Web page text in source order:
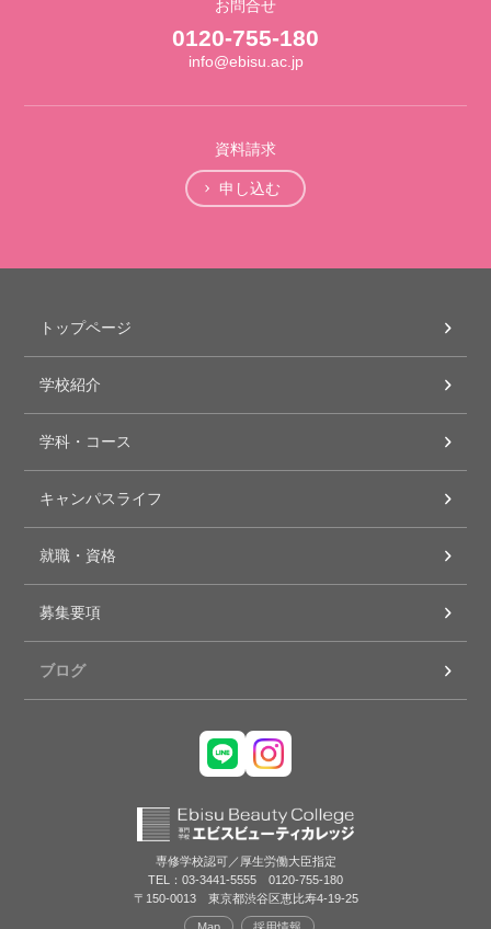
お問合せ
0120-755-180
info@ebisu.ac.jp
資料請求
申し込む
トップページ
学校紹介
学科・コース
キャンパスライフ
就職・資格
募集要項
ブログ
専修学校認可／厚生労働大臣指定
TEL：03-3441-5555 0120-755-180
〒150-0013 東京都渋谷区恵比寿4-19-25